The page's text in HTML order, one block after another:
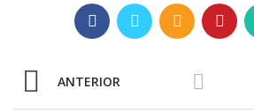
ANTERIOR